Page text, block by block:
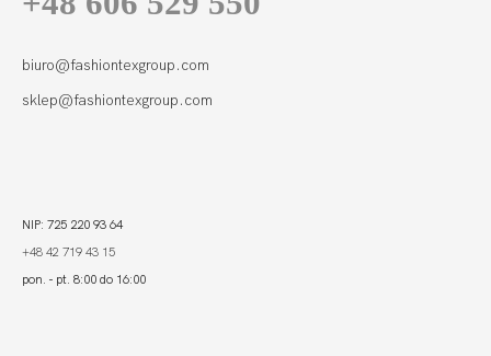
CALIFORNIA FIGI
biuro@fashiontexgroup.com
sklep@fashiontexgroup.com
NIP: 725 220 93 64
+48 42 719 43 15
pon. - pt. 8:00 do 16:00